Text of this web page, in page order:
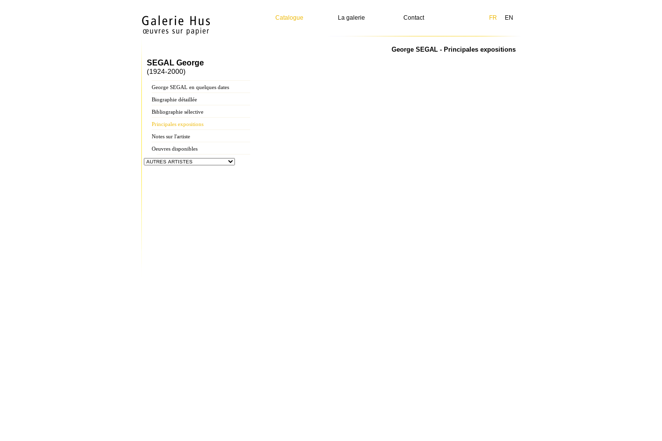
Catalogue La galerie Contact FR EN
SEGAL George
(1924-2000)
George SEGAL en quelques dates
Biographie détaillée
Bibliographie sélective
Principales expositions
Notes sur l'artiste
Oeuvres disponibles
George SEGAL - Principales expositions